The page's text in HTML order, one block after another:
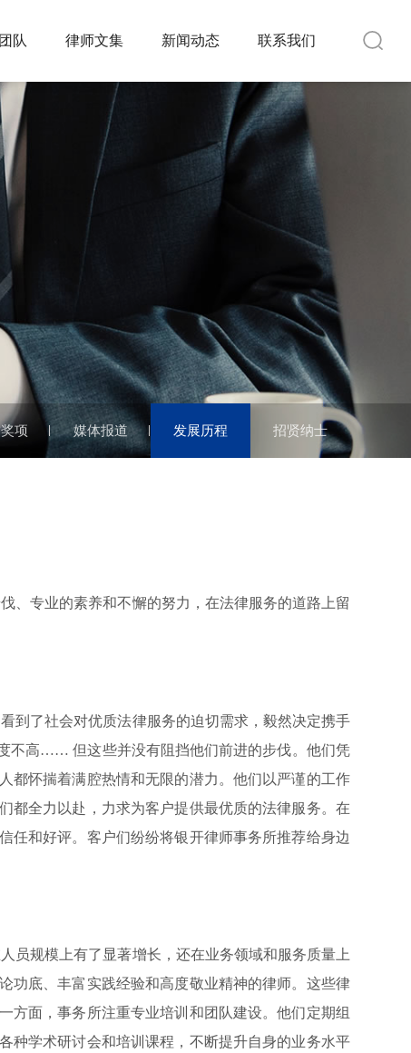
队 律师文集 新闻动态 联系我们
项 媒体报道 发展历程 招贤纳士
专业的素养和不懈的努力，在法律服务的道路上留
到了社会对优质法律服务的迫切需求，毅然决定携手
不高…… 但这些并没有阻挡他们前进的步伐。他们凭
都怀揣着满腔热情和无限的潜力。他们以严谨的工作
都全力以赴，力求为客户提供最优质的法律服务。在
任和好评。客户们纷纷将银开律师事务所推荐给身边
规模上有了显著增长，还在业务领域和服务质量上
功底、丰富实践经验和高度敬业精神的律师。这些律
方面，事务所注重专业培训和团队建设。他们定期组
种学术研讨会和培训课程，不断提升自身的业务水平